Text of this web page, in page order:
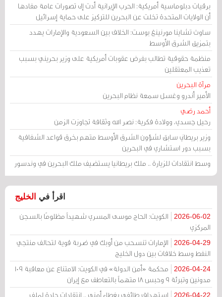
برقيات دبلوماسية أمريكية: الحرب الإيرانية أدت إلى تصورات عامة مفادها
أن الولايات المتحدة تخلت عن البحرين للتركيز على حماية إسرائيل
ساوث تشاينا مورنينغ بوست: الخلاف بين السعودية والإمارات يهدد
بتمزيق الشرق الأوسط
منظمة حقوقية تطالب بفرض عقوبات أمريكية على وزير بحريني بسبب
تعذيب المعتقلين
مرآة البحرين
الأمير أندرو وغسل سمعة نظام البحرين
أحمد رضي
رحيل جسدي، وولادة فكرية: نصر الله وثقافة تجاوزت الزمن
وزير بريطاني سابق لشؤون الشرق الأوسط متهم بخرق قواعد الشفافية
بسبب دور استشاري في البحرين
وسط انتقادات للزيارة .. ملك بريطانيا يستضيف ملك البحرين في وندسور
اقرأ في الخليج
2026-06-02
الكويت: الحاج موسى المسري شهيداً مظلومًا بالسجن
المركزي
2026-04-29
الإمارات تنسحب من أوبك في ضربة قوية لتحالف منتجي
النفط وسط خلافات بين دول الخليج
2026-04-24
محكمة «أمن الدولة» في الكويت: الامتناع عن معاقبة 109
مدونين وتبرئة 9 وحبس 18 متهماً بالتعاطف مع إيران
2026-04-22
استهداف طائفي بغطاء أمني .. انتقادات حادة لملف